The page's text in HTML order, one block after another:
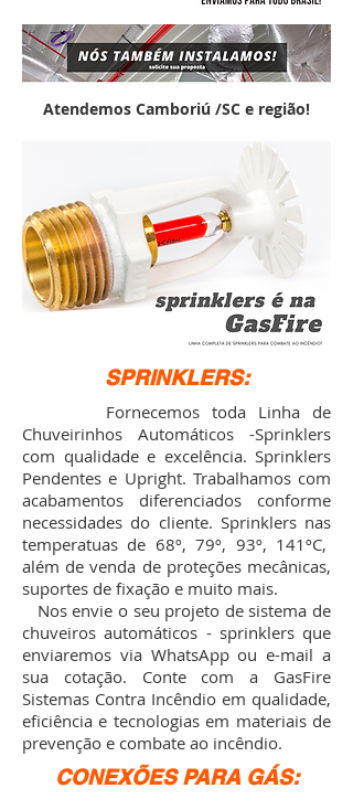
Atendemos Camboriú /SC e região!
SPRINKLERS:
Fornecemos toda Linha de
Chuveirinhos Automáticos -Sprinklers
com qualidade e excelência. Sprinklers
Pendentes e Upright. Trabalhamos com
acabamentos diferenciados conforme
necessidades do cliente. Sprinklers nas
temperatuas de 68º, 79º, 93º, 141ºC,
além de venda de proteções mecânicas,
suportes de fixação e muito mais.
Nos envie o seu projeto de sistema de
chuveiros automáticos - sprinklers que
enviaremos via WhatsApp ou e-mail a
sua cotação. Conte com a GasFire
Sistemas Contra Incêndio em qualidade,
eficiência e tecnologias em materiais de
prevenção e combate ao incêndio.
CONEXÕES PARA GÁS: